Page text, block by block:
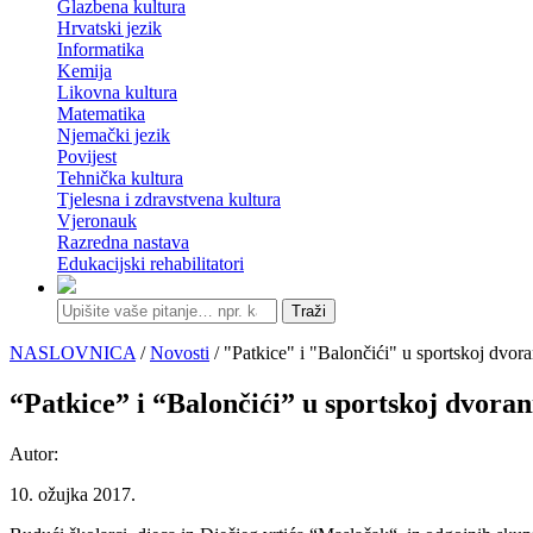
Glazbena kultura
Hrvatski jezik
Informatika
Kemija
Likovna kultura
Matematika
Njemački jezik
Povijest
Tehnička kultura
Tjelesna i zdravstvena kultura
Vjeronauk
Razredna nastava
Edukacijski rehabilitatori
Traži
NASLOVNICA /Novosti / "Patkice" i "Balončići" u sportskoj
“Patkice” i “Balončići” u sportskoj
Autor:
10. ožujka 2017.